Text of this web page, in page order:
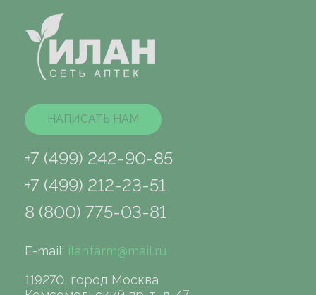
НАПИСАТЬ НАМ
+7 (499) 242-90-85
+7 (499) 212-23-51
8 (800) 775-03-81
E-mail: ilanfarm@mail.ru
119270, город Москва